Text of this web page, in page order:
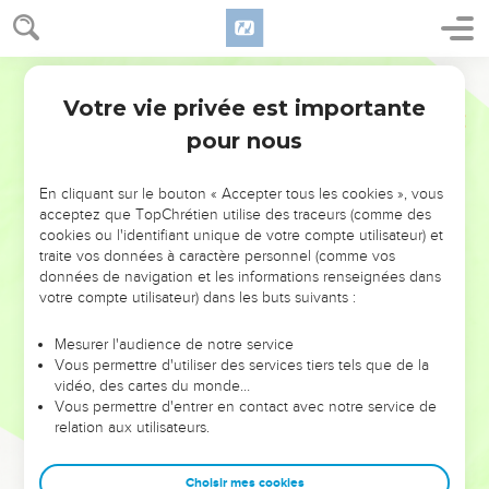
NE MANQUEZ PAS L’ÉVÉNEMENT
DE L’ANNÉE !
ET SI LEURS ERREURS POUVAIENT VOUS ÉVITER LES
VOTRES ?
leur foi ou leur vision. Mais on voit moins les doutes, les erreurs
et les saisons difficiles qu'ils ont traversés, alors même que ce
sont elles qui les ont façonnés.
Dans cette conférence, leaders, entrepreneurs, et responsables
clés pour avancer avec plus de sagesse afin que leurs erreurs
Votre vie privée est importante
pour nous
En cliquant sur le bouton « Accepter tous les cookies », vous
acceptez que TopChrétien utilise des traceurs (comme des
cookies ou l'identifiant unique de votre compte utilisateur) et
traite vos données à caractère personnel (comme vos
données de navigation et les informations renseignées dans
votre compte utilisateur) dans les buts suivants :
Mesurer l'audience de notre service
Vous permettre d'utiliser des services tiers tels que de la
vidéo, des cartes du monde…
Vous permettre d'entrer en contact avec notre service de
relation aux utilisateurs.
Choisir mes cookies